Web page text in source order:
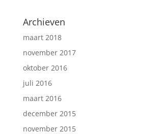
Archieven
maart 2018
november 2017
oktober 2016
juli 2016
maart 2016
december 2015
november 2015